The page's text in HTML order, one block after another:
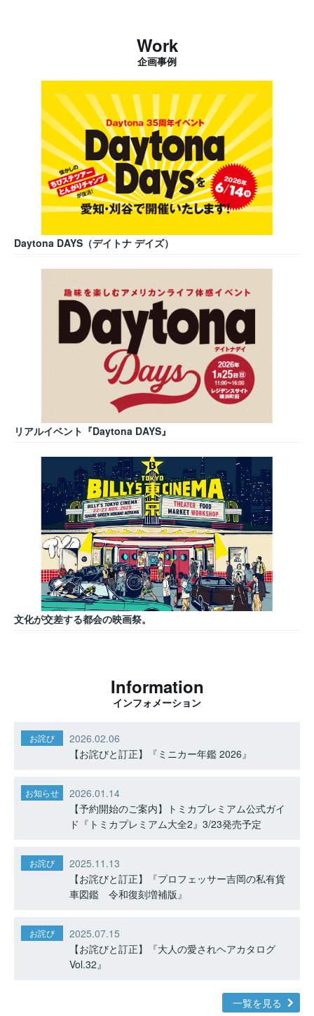
Work
企画事例
Daytona DAYS（デイトナ デイズ）
リアルイベント『Daytona DAYS』
文化が交差する都会の映画祭。
Information
インフォメーション
お詫び
2026.02.06
【お詫びと訂正】『ミニカー年鑑 2026』
お知らせ
2026.01.14
【予約開始のご案内】トミカプレミアム公式ガイ
ド『トミカプレミアム大全2』3/23発売予定
お詫び
2025.11.13
【お詫びと訂正】『プロフェッサー吉岡の私有貨
車図鑑 令和復刻増補版』
お詫び
2025.07.15
【お詫びと訂正】『大人の愛されヘアカタログ
Vol.32』
一覧を見る